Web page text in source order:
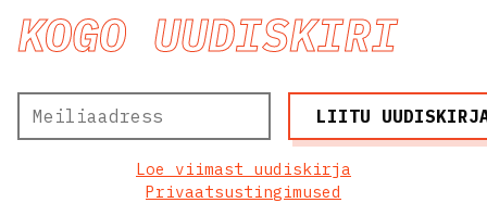
Aleksander Tsapov. Müürileht.
8/10/2018
Rändkunstnik Laura Põld näitab
Indrek Grigor. Eesti Päevaleht.
KOGO UUDISKIRI
Loe viimast uudiskirja
Privaatsustingimused